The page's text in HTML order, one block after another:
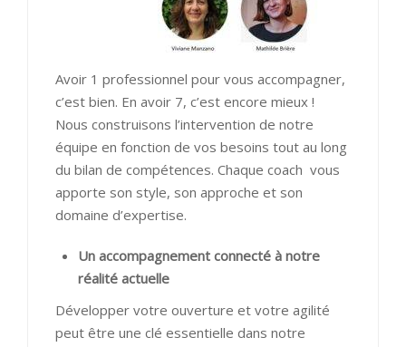
Avoir 1 professionnel pour vous accompagner,
c’est bien. En avoir 7, c’est encore mieux !
Nous construisons l’intervention de notre
équipe en fonction de vos besoins tout au long
du bilan de compétences. Chaque coach vous
apporte son style, son approche et son
domaine d’expertise.
Un accompagnement connecté à notre
réalité actuelle
Développer votre ouverture et votre agilité
peut être une clé essentielle dans notre